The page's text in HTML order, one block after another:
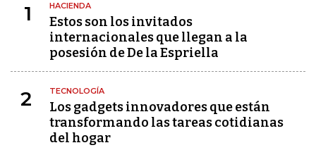
1 HACIENDA
Estos son los invitados
internacionales que llegan a la
posesión de De la Espriella
2 TECNOLOGÍA
Los gadgets innovadores que están
transformando las tareas cotidianas
del hogar